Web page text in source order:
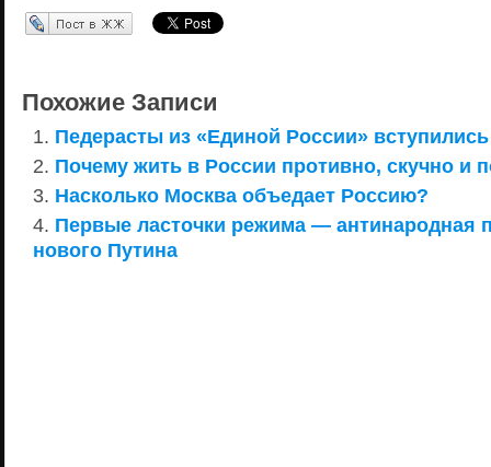
Перепост в ЖЖ
Похожие Записи
Педерасты из «Единой России» вступились
Почему жить в России противно, скучно и
Насколько Москва объедает Россию?
Первые ласточки режима — антинародная
нового Путина